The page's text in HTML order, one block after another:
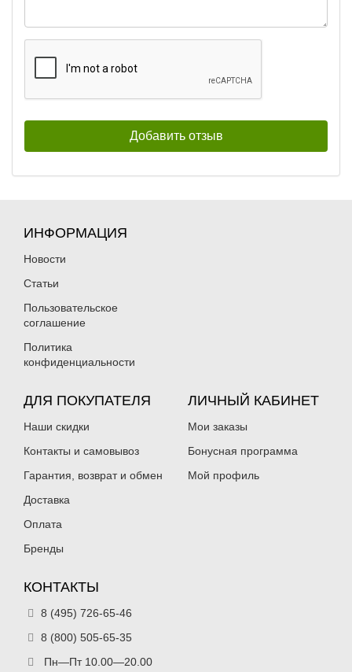
ИНФОРМАЦИЯ
Новости
Статьи
Пользовательское
соглашение
Политика
конфиденциальности
ДЛЯ ПОКУПАТЕЛЯ
Наши скидки
Контакты и самовывоз
Гарантия, возврат и обмен
Доставка
Оплата
Бренды
ЛИЧНЫЙ КАБИНЕТ
Мои заказы
Бонусная программа
Мой профиль
КОНТАКТЫ
8 (495) 726-65-46
8 (800) 505-65-35
Пн—Пт 10.00—20.00